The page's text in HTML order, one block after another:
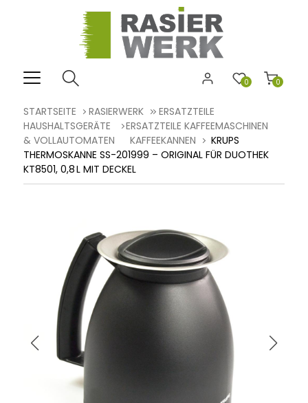
0
0
STARTSEITE RASIERWERK
ERSATZTEILE
HAUSHALTSGERÄTE
ERSATZTEILE KAFFEEMASCHINEN
& VOLLAUTOMATEN
KAFFEEKANNEN
KRUPS
THERMOSKANNE SS-201999 – ORIGINAL FÜR DUOTHEK
KT8501, 0,8 L MIT DECKEL